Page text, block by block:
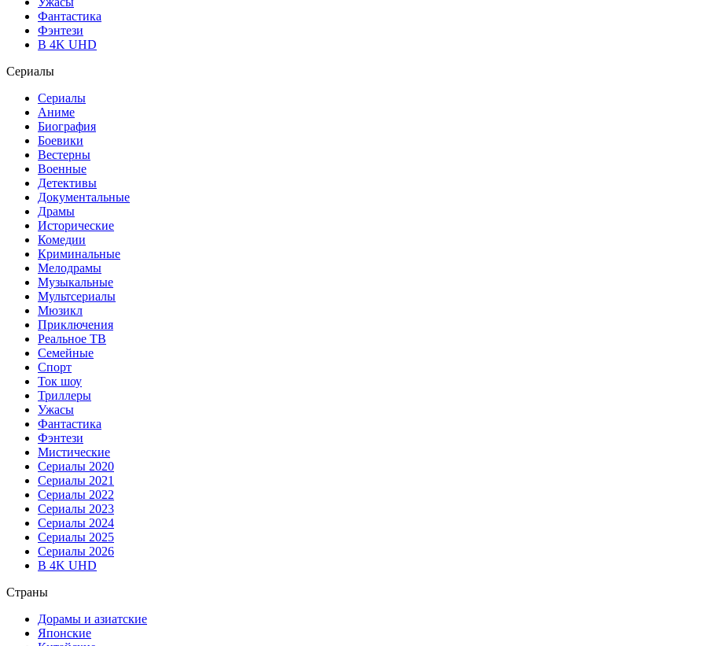
Фантастика
Фэнтези
В 4K UHD
Сериалы
Сериалы
Аниме
Биография
Боевики
Вестерны
Военные
Детективы
Документальные
Драмы
Исторические
Комедии
Криминальные
Мелодрамы
Музыкальные
Мультсериалы
Мюзикл
Приключения
Реальное ТВ
Семейные
Спорт
Ток шоу
Триллеры
Ужасы
Фантастика
Фэнтези
Мистические
Сериалы 2020
Сериалы 2021
Сериалы 2022
Сериалы 2023
Сериалы 2024
Сериалы 2025
Сериалы 2026
В 4K UHD
Страны
Дорамы и азиатские
Японские